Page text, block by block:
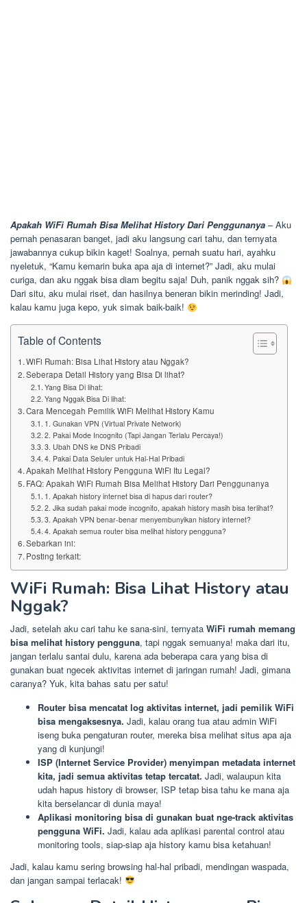
Apakah WiFi Rumah Bisa Melihat History Dari Penggunanya – Aku
pernah penasaran banget, jadi aku langsung cari tahu, dan ternyata
jawabannya cukup bikin kaget! Soalnya, pernah suatu hari, ayahku
nyeletuk, “Kamu kemarin buka apa aja di internet?” Jadi, aku mulai
curiga, dan aku nggak bisa diam begitu saja! Duh, panik nggak sih?
Dari situ, aku mulai riset, dan hasilnya beneran bikin merinding! Jadi,
kalau kamu juga kepo, yuk simak baik-baik!
Table of Contents
WiFi Rumah: Bisa Lihat History atau Nggak?
Seberapa Detail History yang Bisa Di lihat?
Yang Bisa Di lihat:
Yang Nggak Bisa Di lihat:
Cara Mencegah Pemilik WiFi Melihat History Kamu
1. Gunakan VPN (Virtual Private Network)
2. Pakai Mode Incognito (Tapi Jangan Terlalu Percaya!)
3. Ubah DNS ke DNS Pribadi
4. Pakai Data Seluler untuk Hal-Hal Pribadi
Apakah Melihat History Pengguna WiFi Itu Legal?
FAQ: Apakah WiFi Rumah Bisa Melihat History Dari Penggunanya
1. Apakah history internet bisa di hapus dari router?
2. Jika sudah pakai mode incognito, apakah history masih bisa terlihat?
3. Apakah VPN benar-benar menyembunyikan history internet?
4. Apakah semua router bisa melihat history pengguna?
Sebarkan ini:
Posting terkait:
WiFi Rumah: Bisa Lihat History atau
Nggak?
Jadi, setelah aku cari tahu ke sana-sini, ternyata WiFi rumah memang
bisa melihat history pengguna, tapi nggak semuanya! maka dari itu,
jangan terlalu santai dulu, karena ada beberapa cara yang bisa di
gunakan buat ngecek aktivitas internet di jaringan rumah! Jadi, gimana
caranya? Yuk, kita bahas satu per satu!
Router bisa mencatat log aktivitas internet, jadi pemilik WiFi
bisa mengaksesnya. Jadi, kalau orang tua atau admin WiFi
iseng buka pengaturan router, mereka bisa melihat situs apa aja
yang di kunjungi!
ISP (Internet Service Provider) menyimpan metadata internet
kita, jadi semua aktivitas tetap tercatat. Jadi, walaupun kita
udah hapus history di browser, ISP tetap bisa tahu ke mana aja
kita berselancar di dunia maya!
Aplikasi monitoring bisa di gunakan buat nge-track aktivitas
pengguna WiFi. Jadi, kalau ada aplikasi parental control atau
monitoring tools, siap-siap aja history kamu bisa ketahuan!
Jadi, kalau kamu sering browsing hal-hal pribadi, mendingan waspada,
dan jangan sampai terlacak!